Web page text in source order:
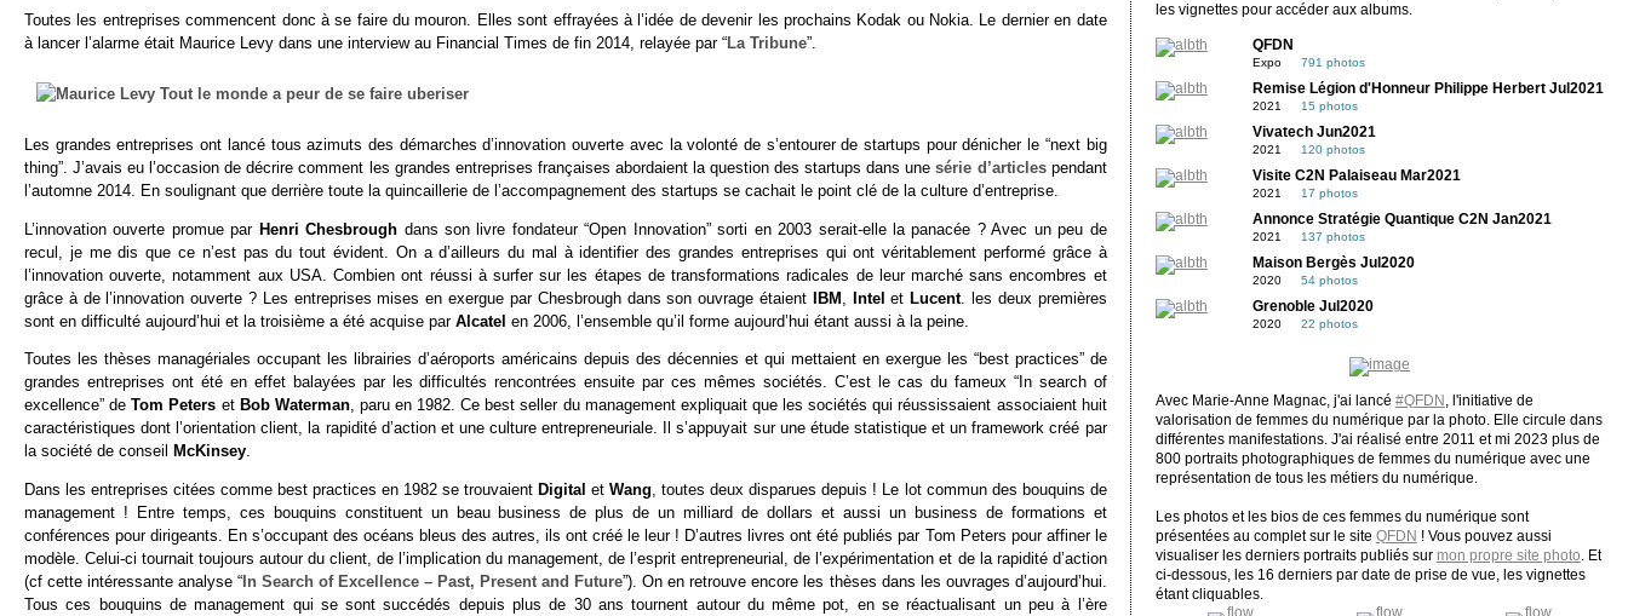
Toutes les entreprises commencent donc à se faire du mouron. Elles sont effrayées à l’idée de devenir les prochains Kodak ou Nokia. Le dernier en date
à lancer l’alarme était Maurice Levy dans une interview au Financial Times de fin 2014, relayée par “La Tribune”.
Les grandes entreprises ont lancé tous azimuts des démarches d’innovation ouverte avec la volonté de s’entourer de startups pour dénicher le “next big
thing”. J’avais eu l’occasion de décrire comment les grandes entreprises françaises abordaient la question des startups dans unesérie d’articlespendant
l’automne 2014. En soulignant que derrière toute la quincaillerie de l’accompagnement des startups se cachait le point clé de la culture d’entreprise.
L’innovation ouverte promue par Henri Chesbrough dans son livre fondateur “Open Innovation” sorti en 2003 serait-elle la panacée ? Avec un peu de
recul, je me dis que ce n’est pas du tout évident. On a d’ailleurs du mal à identifier des grandes entreprises qui ont véritablement performé grâce à
l’innovation ouverte, notamment aux USA. Combien ont réussi à surfer sur les étapes de transformations radicales de leur marché sans encombres et
grâce à de l’innovation ouverte ? Les entreprises mises en exergue par Chesbrough dans son ouvrage étaient IBM Intel etLucent. les deux premières
sont en difficulté aujourd’hui et la troisième a été acquise par Alcatel en 2006, l’ensemble qu’il forme aujourd’hui étant aussi à la peine.
Toutes les thèses managériales occupant les librairies d’aéroports américains depuis des décennies et qui mettaient en exergue les “best practices” de
grandes entreprises ont été en effet balayées par les difficultés rencontrées ensuite par ces mêmes sociétés. C’est le cas du fameux “In search of
excellence” deTom Peters et Bob Waterman, paru en 1982. Ce best seller du management expliquait que les sociétés qui réussissaient associaient huit
caractéristiques dont l’orientation client, la rapidité d’action et une culture entrepreneuriale. Il s’appuyait sur une étude statistique et un framework créé par
la société de conseil
McKinsey.
Dans les entreprises citées comme best practices en 1982 se trouvaient Digital etWang, toutes deux disparues depuis ! Le lot commun des bouquins de
management ! Entre temps, ces bouquins constituent un beau business de plus de un milliard de dollars et aussi un business de formations et
conférences pour dirigeants. En s’occupant des océans bleus des autres, ils ont créé le leur ! D’autres livres ont été publiés par Tom Peters pour affiner le
modèle. Celui-ci tournait toujours autour du client, de l’implication du management, de l’esprit entrepreneurial, de l’expérimentation et de la rapidité d’action
(cf cette intéressante analyse “ In Search of Excellence – Past, Present and Future”). On en retrouve encore les thèses dans les ouvrages d’aujourd’hui.
Tous ces bouquins de management qui se sont succédés depuis plus de 30 ans tournent autour du même pot, en se réactualisant un peu à l’ère
les vignettes pour accéder aux albums.
QFDN
Expo 791 photos
Remise Légion d'Honneur Philippe Herbert Jul2021
2021 15 photos
Vivatech Jun2021
2021 120 photos
Visite C2N Palaiseau Mar2021
2021 17 photos
Annonce Stratégie Quantique C2N Jan2021
2021 137 photos
Maison Bergès Jul2020
2020 54 photos
Grenoble Jul2020
2020 22 photos
Avec Marie-Anne Magnac, j'ai lancé #QFDN
, l'initiative de
valorisation de femmes du numérique par la photo. Elle circule dans
différentes manifestations. J'ai réalisé entre 2011 et mi 2023 plus de
800 portraits photographiques de femmes du numérique avec une
représentation de tous les métiers du numérique.
Les photos et les bios de ces femmes du numérique sont
présentées au complet sur le site QFDN ! Vous pouvez aussi
visualiser les derniers portraits publiés sur mon propre site photo . Et
ci-dessous, les 16 derniers par date de prise de vue, les vignettes
étant cliquables.